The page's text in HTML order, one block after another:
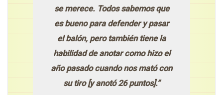
se merece. Todos sabemos que
es bueno para defender y pasar
el balón, pero también tiene la
habilidad de anotar como hizo el
año pasado cuando nos mató con
su tiro [y anotó 26 puntos].”